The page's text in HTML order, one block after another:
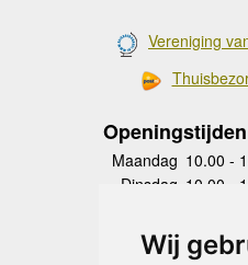
Wij
Vereniging
Maandag 10.00 -
Dinsdag 10.00 -
Donderdag
10.00 -
Vrijdag 10.00 -